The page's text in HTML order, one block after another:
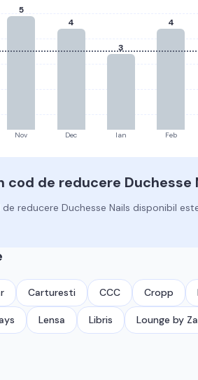
5
Nov
4
Dec
3
Ian
4
Feb
cod de reducere Duchesse
reducere Duchesse Nails disponibil
Carturesti CCC Cropp
Lensa Libris Lounge by